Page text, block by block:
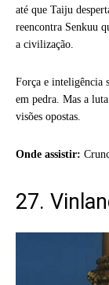
até que Taiju
reencontra Senkuu
a civilização.
Força e inteligência
em pedra. Mas a
visões opostas.
Onde assistir:
27.